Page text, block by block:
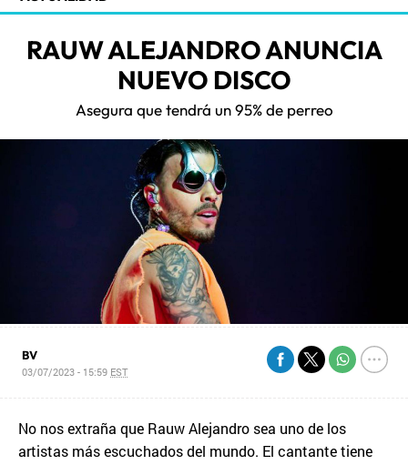
RAUW ALEJANDRO ANUNCIA
NUEVO DISCO
Asegura que tendrá un 95% de perreo
BV
03/07/2023 - 15:59 EST
No nos extraña que Rauw Alejandro sea uno de los
artistas más escuchados del mundo. El cantante tiene